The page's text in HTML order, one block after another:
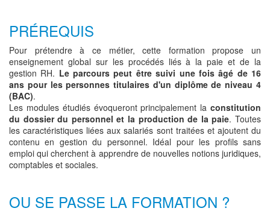
PRÉREQUIS
Pour prétendre à ce métier, cette formation propose un
enseignement global sur les procédés liés à la paie et de la
gestion RH. Le parcours peut être suivi une fois âgé de 16
ans pour les personnes titulaires d'un diplôme de niveau 4
(BAC).
Les modules étudiés évoqueront principalement la constitution
du dossier du personnel et la production de la paie. Toutes
les caractéristiques liées aux salariés sont traitées et ajoutent du
contenu en gestion du personnel. Idéal pour les profils sans
emploi qui cherchent à apprendre de nouvelles notions juridiques,
comptables et sociales.
OU SE PASSE LA FORMATION ?